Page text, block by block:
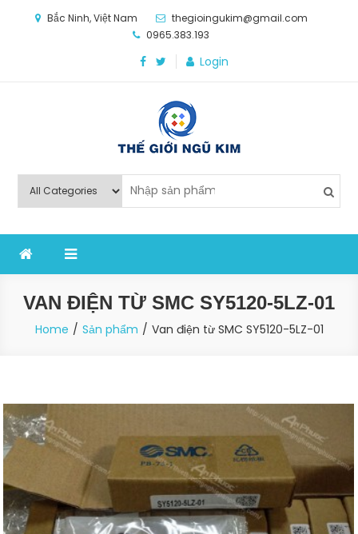
Bắc Ninh, Việt Nam
thegioingukim@gmail.com
0965.383.193
Login
Thế Giới Ngũ Kim
nghiệp sản xuất
VAN ĐIỆN TỪ SMC SY5120-5LZ-01
Home Sản phẩm Van điện từ SMC SY5120-5LZ-01